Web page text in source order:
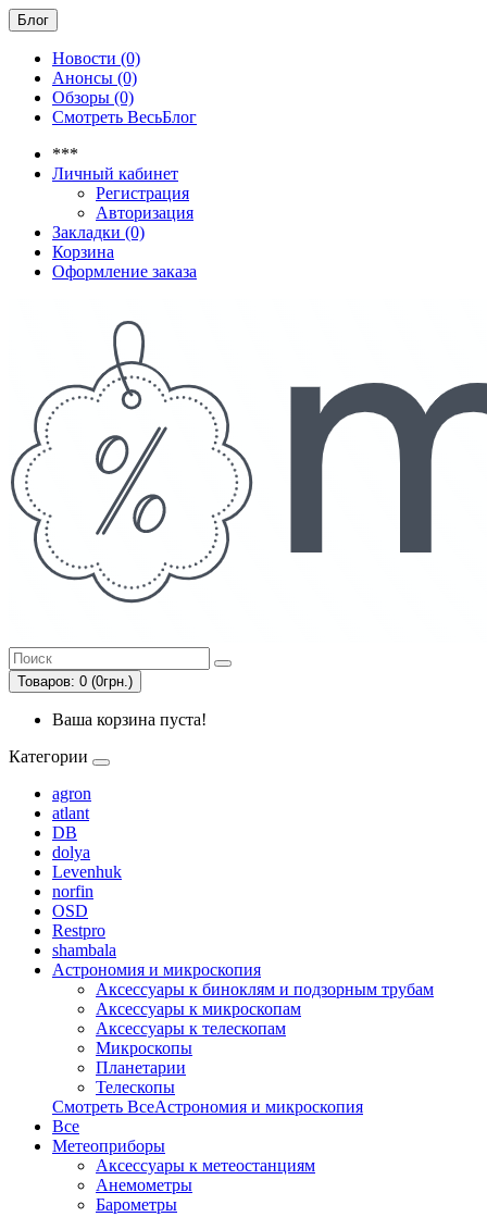
Блог
Новости (0)
Анонсы (0)
Обзоры (0)
Смотреть ВесьБлог
***
Личный кабинет
Регистрация
Авторизация
Закладки (0)
Корзина
Оформление заказа
Товаров: 0 (0грн.)
Ваша корзина пуста!
Категории
agron
atlant
DB
dolya
Levenhuk
norfin
OSD
Restpro
shambala
Астрономия и микроскопия
Аксессуары к биноклям и подзорным трубам
Аксессуары к микроскопам
Аксессуары к телескопам
Микроскопы
Планетарии
Телескопы
Смотреть ВсеАстрономия и микроскопия
Все
Метеоприборы
Аксессуары к метеостанциям
Анемометры
Барометры